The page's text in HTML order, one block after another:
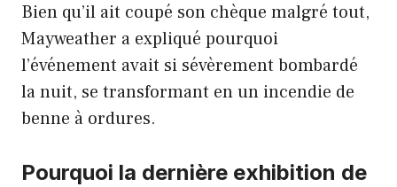
Bien qu’il ait coupé son chèque malgré tout,
Mayweather a expliqué pourquoi
l’événement avait si sévèrement bombardé
la nuit, se transformant en un incendie de
benne à ordures.
Pourquoi la dernière exhibition de